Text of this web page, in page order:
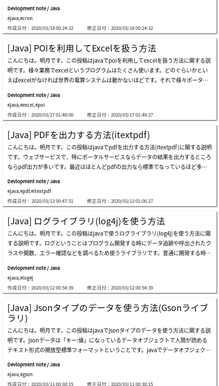
イルを(ftptest/download)にダウンロードするでしょう。そうすればプログラムを実
行しましょう。「ftp://localhost(ftptest/ftp)」にアップロードされたか確認しまし
ょう。ftpサーバにちゃんとアップロードされました。ちゃんとダウンロードもされ
ました。簡単なソースなので一つのファイルですべての例を作成しました。よく使う
apiはlistfilesの関数のftpファイルリスト取得することとchangeworkingdirectory関
数のディレクトリカーソル移動です。カーソル移動に関して現在のカーソル位置に関
して教える関数は無いです。ftpclientではなく変数を利用してカーソル移動を管理し
なければならないです。上でアップロードする時、storefileを使いましたが、既存の
ftpに同じ名のファイルが存在すれば上書きします。でもftpには既存ファイル
に考えるとスケジューラだと思えば良いです。以前、unix時代に使ったschedulerの
ユーティリティの名前ですが、これがlinuxにてcronスケジューラになってjava系の
スケジューラの名前もcronになったらしいです。スケジューラはプログラムサービ
スで運用することよりosで運用することがサーバ管理側でもいろいろことが楽です
が、スケジューラ特性によってウェブサービスの中で運用する時も必要なのでspring
ウェブサービスでも使えます。ウェブサービスで使えるスケジューラだと思えば、基
本的にサービス内で生成する必要がないlogデータ削除、掲示板サービスの投稿予約
システム、仕様によってデータベース整理など様々作業を予想できます。でも、os環
境で使えるスケジューラとウェブサービス内で使えるスケジューラを明確に区切りす
る必要があります。例えば、ロードバランシング(分散システム)で分けている2台以
上のウェブサービスの場合、各ウェブサービスでcronジョブスケジューラが各実行
中なので重複処理が発生可能性もあります。この時にはウェブサービスではなく別途
のスケジューラサービスを構築するかosスケジューラ、dbスケジューラを利用して
スケジューラを実行することが正しいです。(以外でこんなミスが多いです。)ウェブ
サービス内で使えるスケジューラはロードバランシングがない単一システムでキャッ
シュリロード、セッション、tempファイル、ログファイルなどを管理します。さ
て、spring環境でcronを設定する方法に関して説明します。pom.xmlで二つのライ
ブラリを登録しましょう。repository - https://mvnrepository.com/artifact/org.qu
artz-scheduler/quartzrepository - https://mvnrepository.com/artifact/org.quartz-
sc
Devlopment note / Java
#java,#cron
作成日付 : 2020/03/18 00:24:32 修正日付 : 2020/03/18 00:24:32
[Java] POIを利用してExcelを扱う方法
こんにちは。明月です。この投稿はjavaでpoiを利用してexcelを扱う方法に関する説
明です。様々業務でexcelというプログラムはたくさん使います。どのぐらいかとい
えばexcelがなければ世界の電算システムは動かないほどです。それで様々ポータル
を使うライブラリはpoiライブラリだといいます。poiライブラリを使うためにはmav
enのrepositoryでダウンロードして後、連携して使います。repository - https://mv
nrepository.com/artifact/org.apache.poi/poirepository - https://mvnrepository.c
om/artifact/org.apache.poi/poi-ooxml/今回はexcelを読み込んで修正します。修正
した内容をファイルに格納しましょう。添付ファイル - test.xlsnpoiみたいにエクセ
ルファイルを読み込んでまた値を再設定することでグラフも自動に変わることを確認
することができます。実際に業務でエクセルを一から作ることよりドキュメントテン
プレートを作って値を再設定して木偶セルデータの数値などを変わる方法でよく使い
ます。そのほうがfontやスタイル設定することがしやすいです。そしてシステムのパ
フォーマンスでも改善することができます。ここまでjavaでpoiを利用してexcelを扱
う方法に関する説明でした。ご不明なところや間違いところがあればコメントしてく
ださい。
Devlopment note / Java
#java #excel #poi
作成日付 : 2020/03/17 01:48:00 修正日付 : 2020/03/17 01:49:27
[Java] PDFを出力する方法(itextpdf)
こんにちは。明月です。この投稿はjavaでpdfを出力する方法(itextpdf)に関する説明
です。ウェブサービスで、特にポータルサービスならデータの結果を出力するところ
ならpdf出力が多いです。最近はほとんどpdfの出力なら標準でなっているほど多い
いるフォーマットになっているのでです。これをjava環境でpdfを作成して出力して
使う方法に関して説明します。java環境で使うためにmavenレポジトリを通ってitex
tpdf」と「xmlworker」をしなければならないです。repository - https://mvnrepos
itory.com/artifact/com.itextpdf/itextpdf/5.5.13.1repository - https://mvnreposito
ry.com/artifact/com.itextpdf.tool/xmlworker/5.5.13.1簡単なpdfを出力するプログ
ラムを作成しましょう。コンソールで実行するとpdfが生成するプログラムです。ソ
ースでcssファイルを二つ読み込みます。上のcssファイルを下記のディレクトリに設
定します。設定は完了しました。プログラムを実行して結果を確認しましょう。ここ
までjavaでpdfを出力する方法(itextpdf)に関する説明でした。ご不明なところや間
違いところがあればコメントしてください。
Devlopment note / Java
#java,#pdf,#itextpdf
作成日付 : 2020/03/13 00:47:31 修正日付 : 2020/03/13 01:06:27
[Java] ログライブラリ(log4j)を使う方法
こんにちは。明月です。この投稿はjavaで使うログライブラリ(log4j)を使う方法に関
する説明です。ログということはプログラム開発する時にデータ追跡や呼出されたク
ラスや関数、エラー確認などを調べるため使うライブラリです。普通に開発する時に
ログラムをコンパイルやビルドした後、productionにリリースになったらデータ追
跡することはしやすくないです。でも、完璧なプログラムなら問題ないですが、人間
が作ったプログラムなのでバグが必ずあるし、そのバグによって間違い演算してエラ
ーが発生します。エラーが発生する時にデータを追跡ができなければならないです
が、それがログ機能によってデータを探せるのができます。javaではログライブラリ
が様々がありますが、その中でlog4jが一番簡単だし、楽なライブラリだと思いま
す。ログはただエラー追跡だけではなく、ユーザアクションパターンやシステムメモ
リパターンなどを追跡して様々に統計データを活用することができます。javaでlog4
jを使うためにmavenレポジトリを通ってlog4jライブラリを連携しなければならない
です。repository - https://mvnrepository.com/artifact/org.apache.logging.log4j/l
og4j-core/2.13.1実際にプログラムの中で作成しましょう。link - https://logging.apa
che.org/log4j/2.0/manual/api.htmllog4jはconsoleやファイルログ以外にメール送
Devlopment note / Java
#java #log4j
作成日付 : 2020/03/12 00:54:39 修正日付 : 2020/03/12 00:54:39
[Java] Jsonタイプのデータを使う方法(Gsonライブ
ラリ)
こんにちは。明月です。この投稿はjavaでjsonタイプのデータを使う方法に関する説
明です。jsonデータは「キー:値」になっているデータオブジェクトで人間が読める
テキスト形式の開放型標準フォーマットということです。javaでデータオブジェクト
まず、mavenでgsonを登録してライブラリを連結しましょう。reference - https://m
vnrepository.com/artifact/com.google.code.gson/gsonmaven repositoryに接続
Devlopment note / Java
#java,#gson
作成日付 : 2020/03/11 00:30:15 修正日付 : 2020/03/11 00:30:15